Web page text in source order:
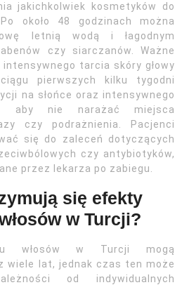
jakichkolwiek kosmetyków do
około 48 godzinach można
letnią wodą i łagodnym
czy siarczanów. Ważne
tarcia skóry głowy
pierwszych kilku tygodni
na słońce oraz intensywnego
aby nie narażać miejsca
czy podrażnienia. Pacjenci
się do zaleceń dotyczących
czy antybiotyków,
przez lekarza po zabiegu.
się efekty
w Turcji?
włosów w Turcji mogą
wiele lat, jednak czas ten może
od indywidualnych